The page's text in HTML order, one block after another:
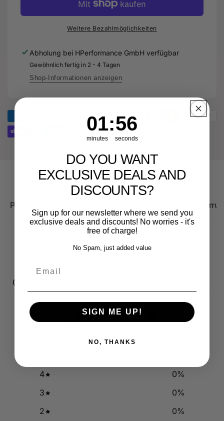
903
315
Original
Ersatzteil
für
RS3
07K
903
-
Original
Ersatzteil
Audi
Sportback
Weitere Bezahlmöglichkeiten
Abholung bei HPerformance GmbH verfügbar
Gewöhnlich fertig in 2 - 4 Tagen
Shop-Informationen anzeigen
Produktbeschreibung Wichtige Hinweise zum
Customer reviews
0 / 5
4
0%
3
0%
2
0%
Countdown ends in:
1
01
minutes
: 56
56
seconds
DO YOU WANT
EXCLUSIVE DEALS AND
DISCOUNTS?
Sign up for our newsletter where we send you
exclusive deals and discounts! No worries - it's
free of charge!
No Spam, just added value
SIGN ME UP!
NO, THANKS